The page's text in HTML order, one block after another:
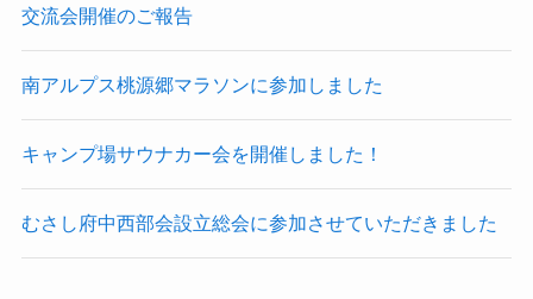
交流会開催のご報告
南アルプス桃源郷マラソンに参加しました
キャンプ場サウナカー会を開催しました！
むさし府中西部会設立総会に参加させていただきました